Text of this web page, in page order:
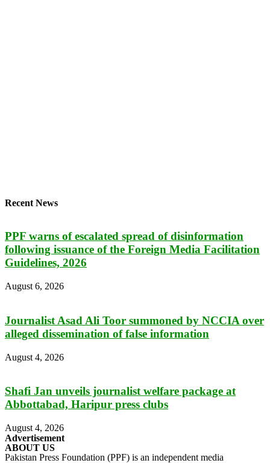
Recent News
PPF warns of escalated spread of disinformation
following issuance of the Foreign Media Facilitation
Guidelines, 2026
August 6, 2026
Journalist Asad Ali Toor summoned by NCCIA over
alleged dissemination of false information
August 4, 2026
Shafi Jan unveils journalist welfare package at
Abbottabad, Haripur press clubs
August 4, 2026
Advertisement
ABOUT US
Pakistan Press Foundation (PPF) is an independent media